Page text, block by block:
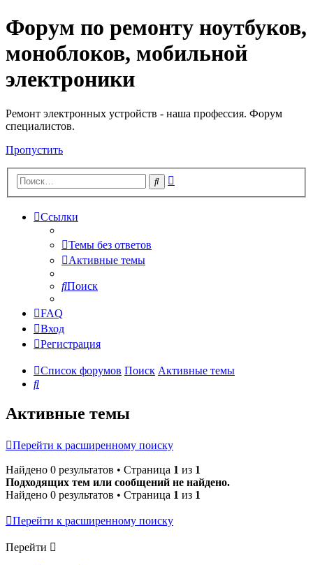
Регистрация
Форум по ремонту ноутбуков,
моноблоков, мобильной
электроники
Ремонт электронных устройств - наша профессия. Форум
специалистов.
Пропустить
Поиск
Ссылки
Темы без ответов
Активные темы
Поиск
FAQ
Вход
Регистрация
Список форумов Поиск Активные темы
Поиск
Активные темы
Перейти к расширенному поиску
Найдено 0 результатов • Страница 1 из 1
Подходящих тем или сообщений не найдено.
Найдено 0 результатов • Страница 1 из 1
Перейти к расширенному поиску
Перейти